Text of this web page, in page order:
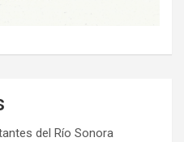
del Río Sonora